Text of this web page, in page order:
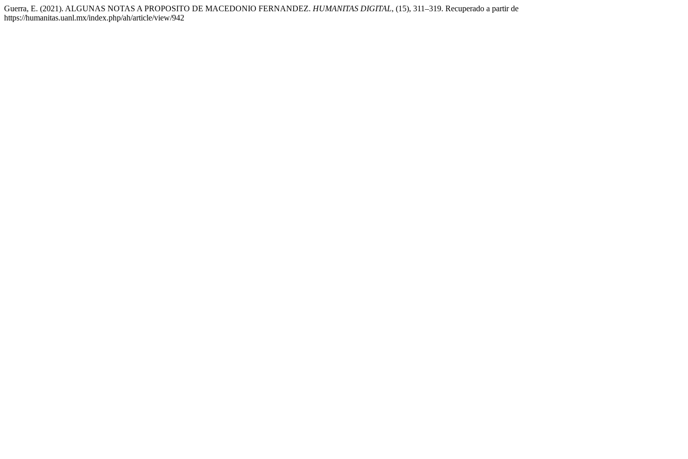
Guerra, E. (2021). ALGUNAS NOTAS A PROPOSITO DE MACEDONIO FERNANDEZ. HUMANITAS DIGITAL, (15), 311–319. Recuperado a partir de
https://humanitas.uanl.mx/index.php/ah/article/view/942